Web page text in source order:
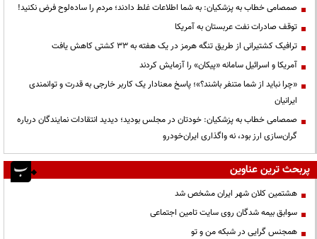
صمصامی خطاب به پزشکیان: به شما اطلاعات غلط دادند؛ مردم را ساده‌لوح فرض نکنید!
توقف صادرات نفت عربستان به آمریکا
ترافیک کشتیرانی از طریق تنگه هرمز در یک هفته به ۳۳ کشتی کاهش یافت
آمریکا و اسرائیل سامانه «پیکان» را آزمایش کردند
«چرا نباید از شما متنفر باشند؟»؛ پاسخ معنادار یک کاربر خارجی به قدرت و توانمندی
ایرانیان
صمصامی خطاب به پزشکیان: خودتان در مجلس بودید؛ دیدید انتقادات نمایندگان درباره
گران‌سازی ارز بود، نه واگذاری ایران‌خودرو
پربحث ترین عناوین
هشتمین کلان شهر ایران مشخص شد
سوابق بیمه شدگان روی سایت تامین اجتماعی
همجنس گرایی در شبکه من و تو